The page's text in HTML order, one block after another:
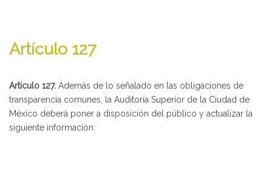
Artículo 127
Artículo 127. Además de lo señalado en las obligaciones de
transparencia comunes, la Auditoría Superior de la Ciudad de
México deberá poner a disposición del público y actualizar la
siguiente información: